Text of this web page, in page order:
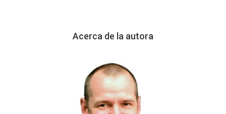
Acerca de la autora